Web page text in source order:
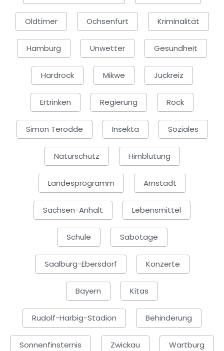
Oldtimer Ochsenfurt Kriminalität
Hamburg Unwetter Gesundheit
Hardrock Mikwe Juckreiz
Ertrinken Regierung Rock
Simon Terodde Insekta Soziales
Naturschutz Hirnblutung
Landesprogramm Arnstadt
Sachsen-Anhalt Lebensmittel
Schule Sabotage
Saalburg-Ebersdorf Konzerte
Bayern Kitas
Rudolf-Harbig-Stadion Behinderung
Sonnenfinsternis Zwickau Wartburg